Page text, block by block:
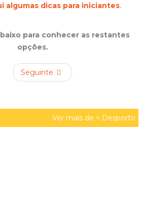
algumas dicas para iniciantes.
para conhecer as restantes
opções.
Seguinte
Ver mais de > Desporto